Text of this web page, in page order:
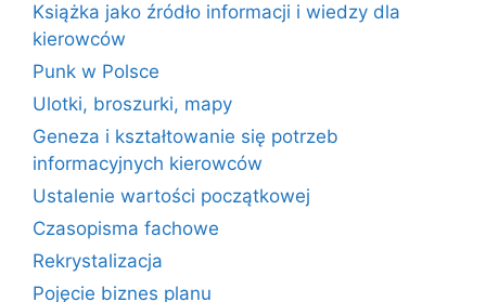
Książka jako źródło informacji i wiedzy dla
kierowców
Punk w Polsce
Ulotki, broszurki, mapy
Geneza i kształtowanie się potrzeb
informacyjnych kierowców
Ustalenie wartości początkowej
Czasopisma fachowe
Rekrystalizacja
Pojęcie biznes planu